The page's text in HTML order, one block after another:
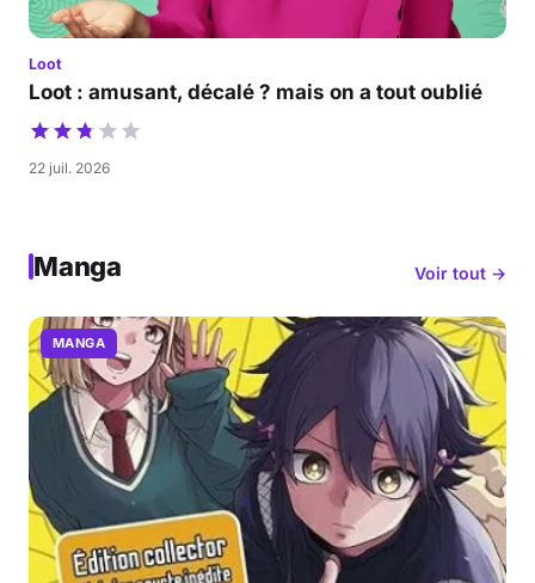
Loot
Loot : amusant, décalé ? mais on a tout oublié
22 juil. 2026
Manga Voir tout →
MANGA